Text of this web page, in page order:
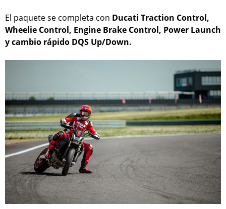
El paquete se completa con Ducati Traction Control,
Wheelie Control, Engine Brake Control, Power Launch
y cambio rápido DQS Up/Down.